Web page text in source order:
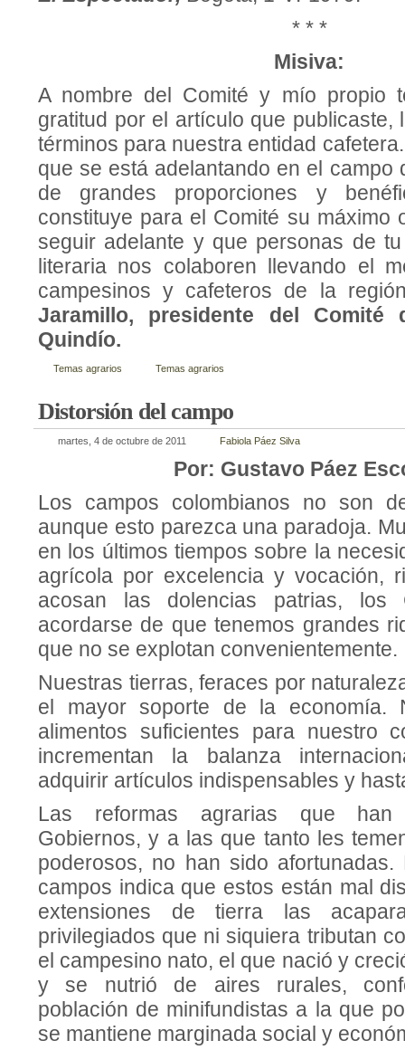
* * *
Misiva:
A nombre del Comité y mío propio
gratitud por el artículo que publicaste,
términos para nuestra entidad
que se está adelantando en el campo
de grandes proporciones y
constituye para el Comité su máximo
seguir adelante y que personas de
literaria nos colaboren llevando el
campesinos y cafeteros de la
Jaramillo, presidente del Comité
Quindío.
Temas agrarios Temas agrarios
Distorsión del campo
martes, 4 de octubre de 2011 Fabiola Páez Silva
Por: Gustavo Páez
Los campos colombianos no son
aunque esto parezca una paradoja.
en los últimos tiempos sobre la
agrícola por excelencia y vocación,
acosan las dolencias patrias, los
acordarse de que tenemos grandes
que no se explo­tan convenientemente.
Nuestras tierras, feraces por
el mayor soporte de la economía.
alimentos suficientes para nuestro
incrementan la balanza
adquirir artículos indispensables y
Las reformas agrarias que han
Gobiernos, y a las que tanto les
poderosos, no han sido
campos indica que estos están mal
extensiones de tierra las
privilegiados que ni siquiera tributan
el campesino nato, el que nació y
y se nutrió de aires rurales,
población de minifundistas a la que
se mantiene marginada social y